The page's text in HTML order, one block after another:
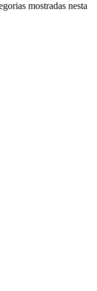
mostradas nesta